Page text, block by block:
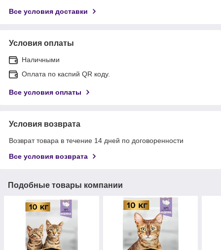
Все условия доставки
Условия оплаты
Наличными
Оплата по каспий QR коду.
Все условия оплаты
Условия возврата
Возврат товара в течение 14 дней по договоренности
Все условия возврата
Подобные товары компании